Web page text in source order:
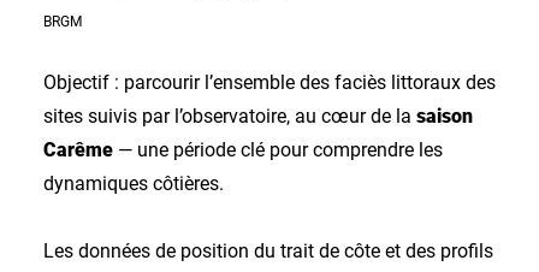
BRGM
Objectif : parcourir l’ensemble des faciès littoraux des
sites suivis par l’observatoire, au cœur de la saison
Carême — une période clé pour comprendre les
dynamiques côtières.
Les données de position du trait de côte et des profils